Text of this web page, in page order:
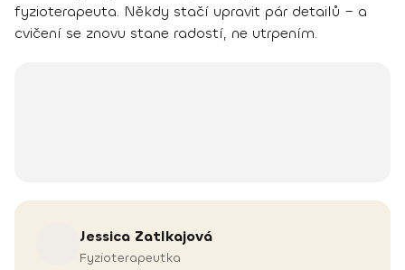
fyzioterapeuta. Někdy stačí upravit pár detailů – a
cvičení se znovu stane radostí, ne utrpením.
Jessica Zatlkajová
Fyzioterapeutka